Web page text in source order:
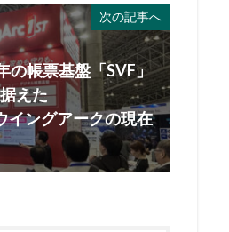
次の記事へ
の帳票基盤「SVF」
えた
ングアークの現在